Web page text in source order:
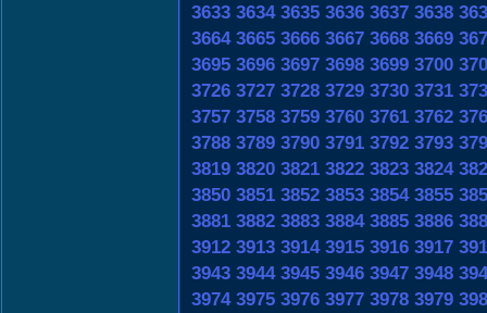
3633 3634 3635 3636 3637 3638
3664 3665 3666 3667 3668 3669
3695 3696 3697 3698 3699 3700
3726 3727 3728 3729 3730 3731
3757 3758 3759 3760 3761 3762
3788 3789 3790 3791 3792 3793
3819 3820 3821 3822 3823 3824
3850 3851 3852 3853 3854 3855
3881 3882 3883 3884 3885 3886
3912 3913 3914 3915 3916 3917
3943 3944 3945 3946 3947 3948
3974 3975 3976 3977 3978 3979